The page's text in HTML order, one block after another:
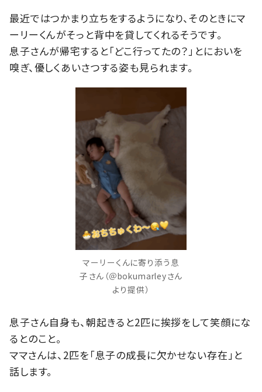
最近ではつかまり立ちをするようになり、そのときにマ
ーリーくんがそっと背中を貸してくれるそうです。
息子さんが帰宅すると「どこ行ってたの？」とにおいを
嗅ぎ、優しくあいさつする姿も見られます。
マーリーくんに寄り添う息
子さん（＠bokumarleyさん
より提供）
息子さん自身も、朝起きると2匹に挨拶をして笑顔にな
るとのこと。
ママさんは、2匹を「息子の成長に欠かせない存在」と
話します。